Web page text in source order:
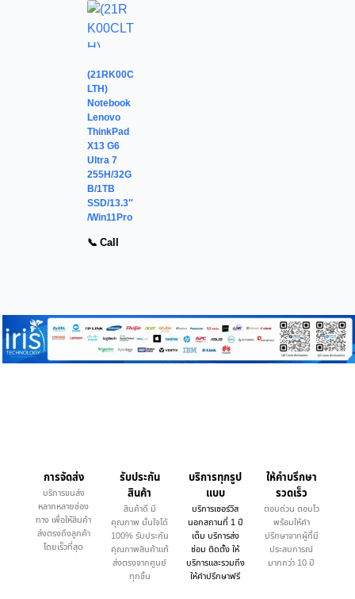
(21RK00C
LTH)
Notebook
Lenovo
ThinkPad
X13 G6
Ultra 7
255H/32G
B/1TB
SSD/13.3″
/Win11Pro
📞 Call
การจัดส่ง
บริการขนส่ง
หลากหลายช่อง
ทาง เพื่อให้สินค้า
ส่งตรงถึงลูกค้า
โดยเร็วที่สุด
รับประกัน
สินค้า
สินค้าดี มี
คุณภาพ มั่นใจได้
100% รับประกัน
คุณภาพสินค้าแท้
ส่งตรงจากศูนย์
ทุกชิ้น
บริการทุกรูป
แบบ
บริการเซอร์วิส
นอกสถานที่ 1 ปี
เต็ม บริการส่ง
ซ่อม ติดตั้ง ให้
บริการและรวมถึง
ให้คำปรึกษาฟรี
ให้คำบรึกษา
รวดเร็ว
ตอบด่วน ตอบไว
พร้อมให้คำ
ปรึกษาจากผู้ที่มี
ประสบการณ์
มากกว่า 10 ปี